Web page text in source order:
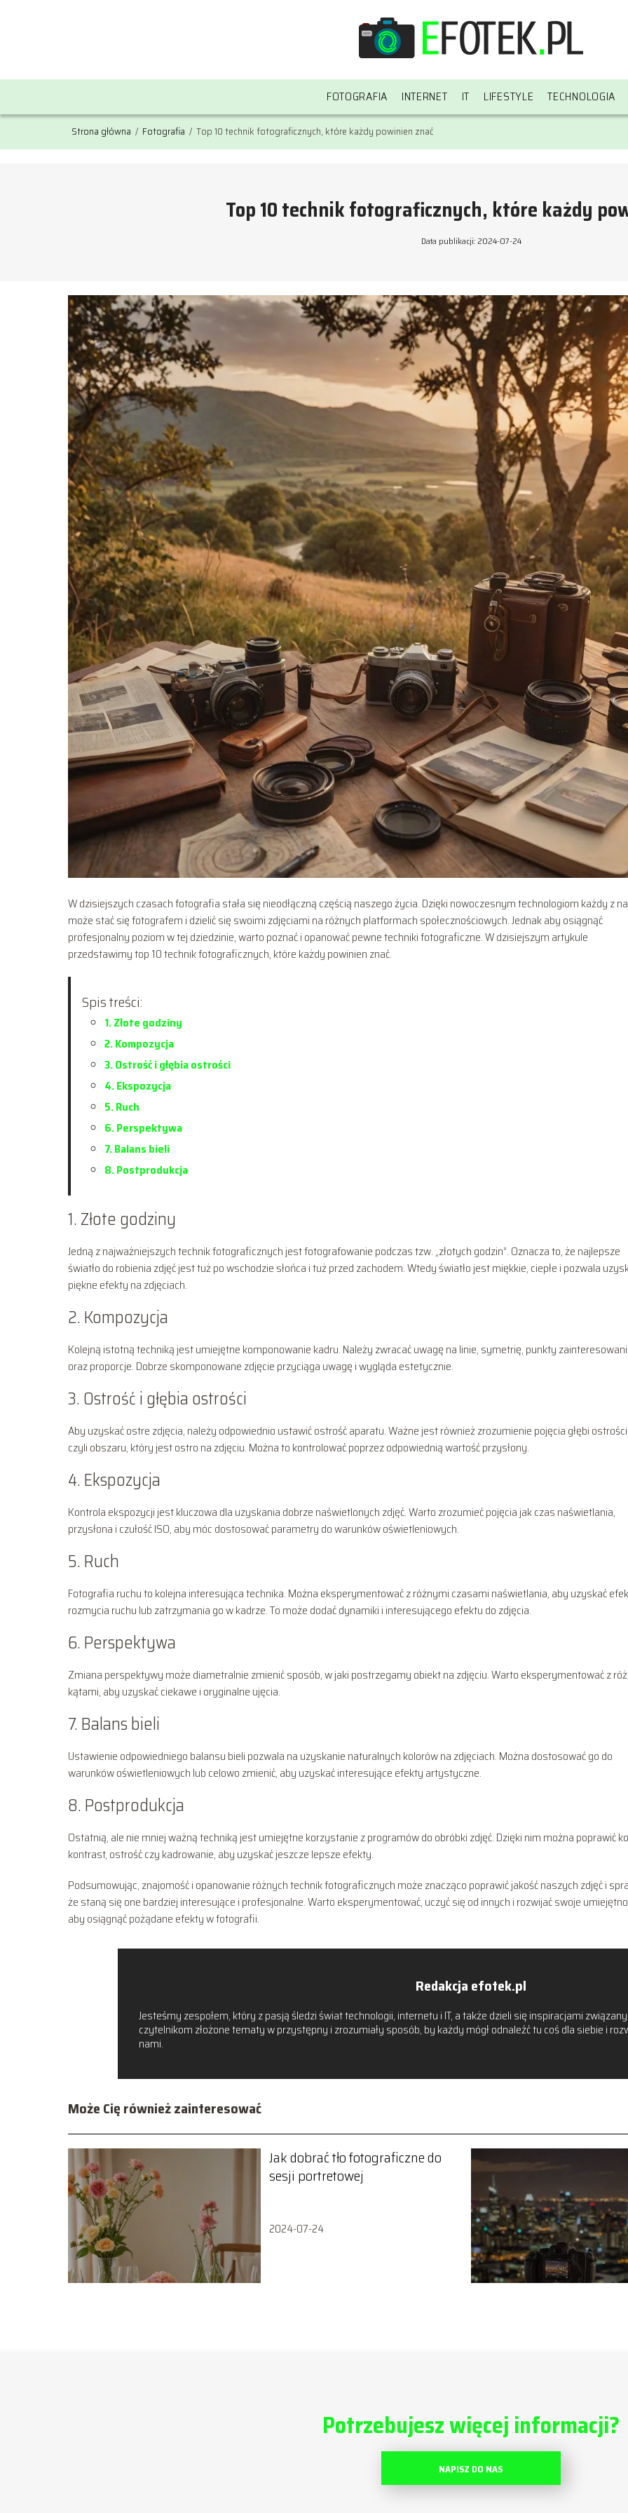
FOTOGRAFIA INTERNET IT LIFESTYLE TECHNOLOGIA
Strona główna / Fotografia / Top 10 technik fotograficznych, które każdy powinien znać
Top 10 technik fotograficznych, które każdy
Data publikacji: 2024-07-24
W dzisiejszych czasach fotografia stała się nieodłączną częścią naszego życia. Dzięki nowoczesnym technologiom każdy z
może stać się fotografem i dzielić się swoimi zdjęciami na różnych platformach społecznościowych. Jednak aby osiągnąć
profesjonalny poziom w tej dziedzinie, warto poznać i opanować pewne techniki fotograficzne. W dzisiejszym artykule
przedstawimy top 10 technik fotograficznych, które każdy powinien znać.
Spis treści:
1. Złote godziny
2. Kompozycja
3. Ostrość i głębia ostrości
4. Ekspozycja
5. Ruch
6. Perspektywa
7. Balans bieli
8. Postprodukcja
1. Złote godziny
Jedną z najważniejszych technik fotograficznych jest fotografowanie podczas tzw. „złotych godzin”. Oznacza to, że najlepsze
światło do robienia zdjęć jest tuż po wschodzie słońca i tuż przed zachodem. Wtedy światło jest miękkie, ciepłe i pozwala
piękne efekty na zdjęciach.
2. Kompozycja
Kolejną istotną techniką jest umiejętne komponowanie kadru. Należy zwracać uwagę na linie, symetrię, punkty
oraz proporcje. Dobrze skomponowane zdjęcie przyciąga uwagę i wygląda estetycznie.
3. Ostrość i głębia ostrości
Aby uzyskać ostre zdjęcia, należy odpowiednio ustawić ostrość aparatu. Ważne jest również zrozumienie pojęcia głębi ostrości,
czyli obszaru, który jest ostro na zdjęciu. Można to kontrolować poprzez odpowiednią wartość przysłony.
4. Ekspozycja
Kontrola ekspozycji jest kluczowa dla uzyskania dobrze naświetlonych zdjęć. Warto zrozumieć pojęcia jak czas naświetlania,
przysłona i czułość ISO, aby móc dostosować parametry do warunków oświetleniowych.
5. Ruch
Fotografia ruchu to kolejna interesująca technika. Można eksperymentować z różnymi czasami naświetlania, aby uzyskać
rozmycia ruchu lub zatrzymania go w kadrze. To może dodać dynamiki i interesującego efektu do zdjęcia.
6. Perspektywa
Zmiana perspektywy może diametralnie zmienić sposób, w jaki postrzegamy obiekt na zdjęciu. Warto eksperymentować z
kątami, aby uzyskać ciekawe i oryginalne ujęcia.
7. Balans bieli
Ustawienie odpowiedniego balansu bieli pozwala na uzyskanie naturalnych kolorów na zdjęciach. Można dostosować go do
warunków oświetleniowych lub celowo zmienić, aby uzyskać interesujące efekty artystyczne.
8. Postprodukcja
Ostatnią, ale nie mniej ważną techniką jest umiejętne korzystanie z programów do obróbki zdjęć. Dzięki nim można poprawić
kontrast, ostrość czy kadrowanie, aby uzyskać jeszcze lepsze efekty.
Podsumowując, znajomość i opanowanie różnych technik fotograficznych może znacząco poprawić jakość naszych zdjęć i
że staną się one bardziej interesujące i profesjonalne. Warto eksperymentować, uczyć się od innych i rozwijać swoje
aby osiągnąć pożądane efekty w fotografii.
Redakcja efotek.pl
Jesteśmy zespołem, który z pasją śledzi świat technologii, internetu i IT, a także dzieli się inspiracjami
czytelnikom złożone tematy w przystępny i zrozumiały sposób, by każdy mógł odnaleźć tu coś dla siebie i
nami.
Może Cię również zainteresować
Jak dobrać tło fotograficzne do
sesji portretowej
2024-07-24
Potrzebujesz więcej informacji?
NAPISZ DO NAS